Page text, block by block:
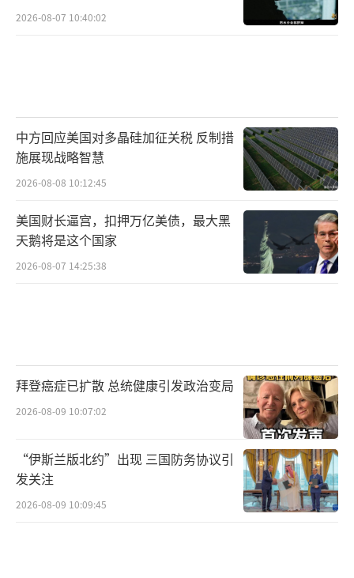
2026-08-07 10:40:02
中方回应美国对多晶硅加征关税 反制措
施展现战略智慧
2026-08-08 10:12:45
美国财长逼宫，扣押万亿美债，最大黑
天鹅将是这个国家
2026-08-07 14:25:38
拜登癌症已扩散 总统健康引发政治变局
2026-08-09 10:07:02
“伊斯兰版北约”出现 三国防务协议引
发关注
2026-08-09 10:09:45